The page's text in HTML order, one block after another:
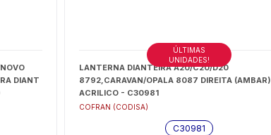
DIANT
LANTERNA DIANTEIRA A20/C20/D20
8792,CARAVAN/OPALA 8087 DIREITA (AMBAR)
ACRILICO - C30981
COFRAN (CODISA)
ÚLTIMAS
UNIDADES!
C30981